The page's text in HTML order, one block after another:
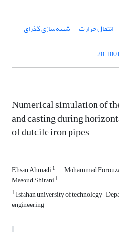
انتقال حرارت شبیه‌سازی گذرای
Numerical simulation of
and casting during
of dutcile iron pipes
Ehsan Ahmadi1 Mohammad
Masoud Shirani1
1Isfahan university of technology-
engineering